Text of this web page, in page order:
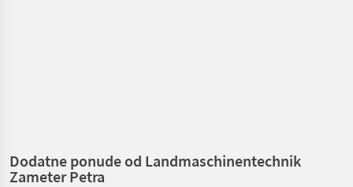
Dodatne ponude od Landmaschinentechnik
Zameter Petra